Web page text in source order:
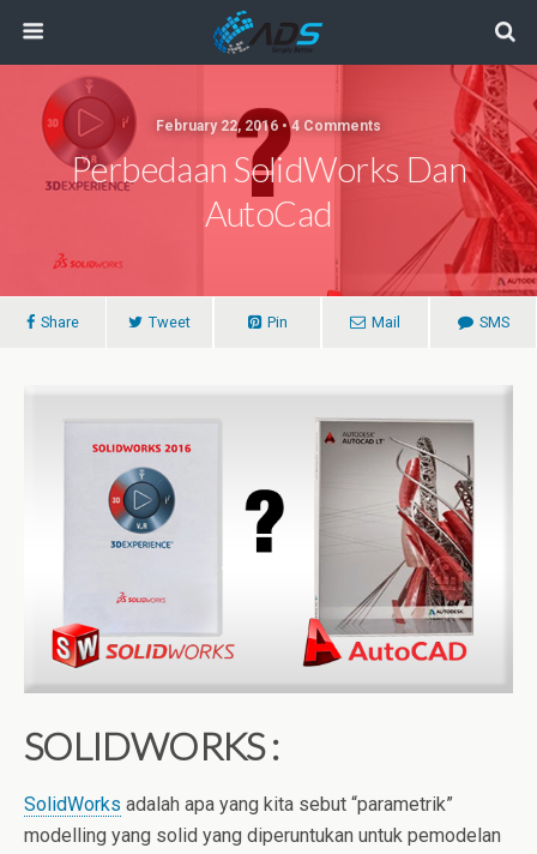
February 22, 2016 • 4 Comments
Perbedaan SolidWorks Dan
AutoCad
Share Tweet Pin Mail SMS
SOLIDWORKS :
SolidWorks adalah apa yang kita sebut “parametrik”
modelling yang solid yang diperuntukan untuk pemodelan